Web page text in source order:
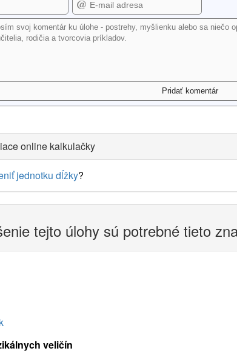
online kalkulačky
jednotku dĺžky?
tejto úlohy sú potrebné tieto
veličín